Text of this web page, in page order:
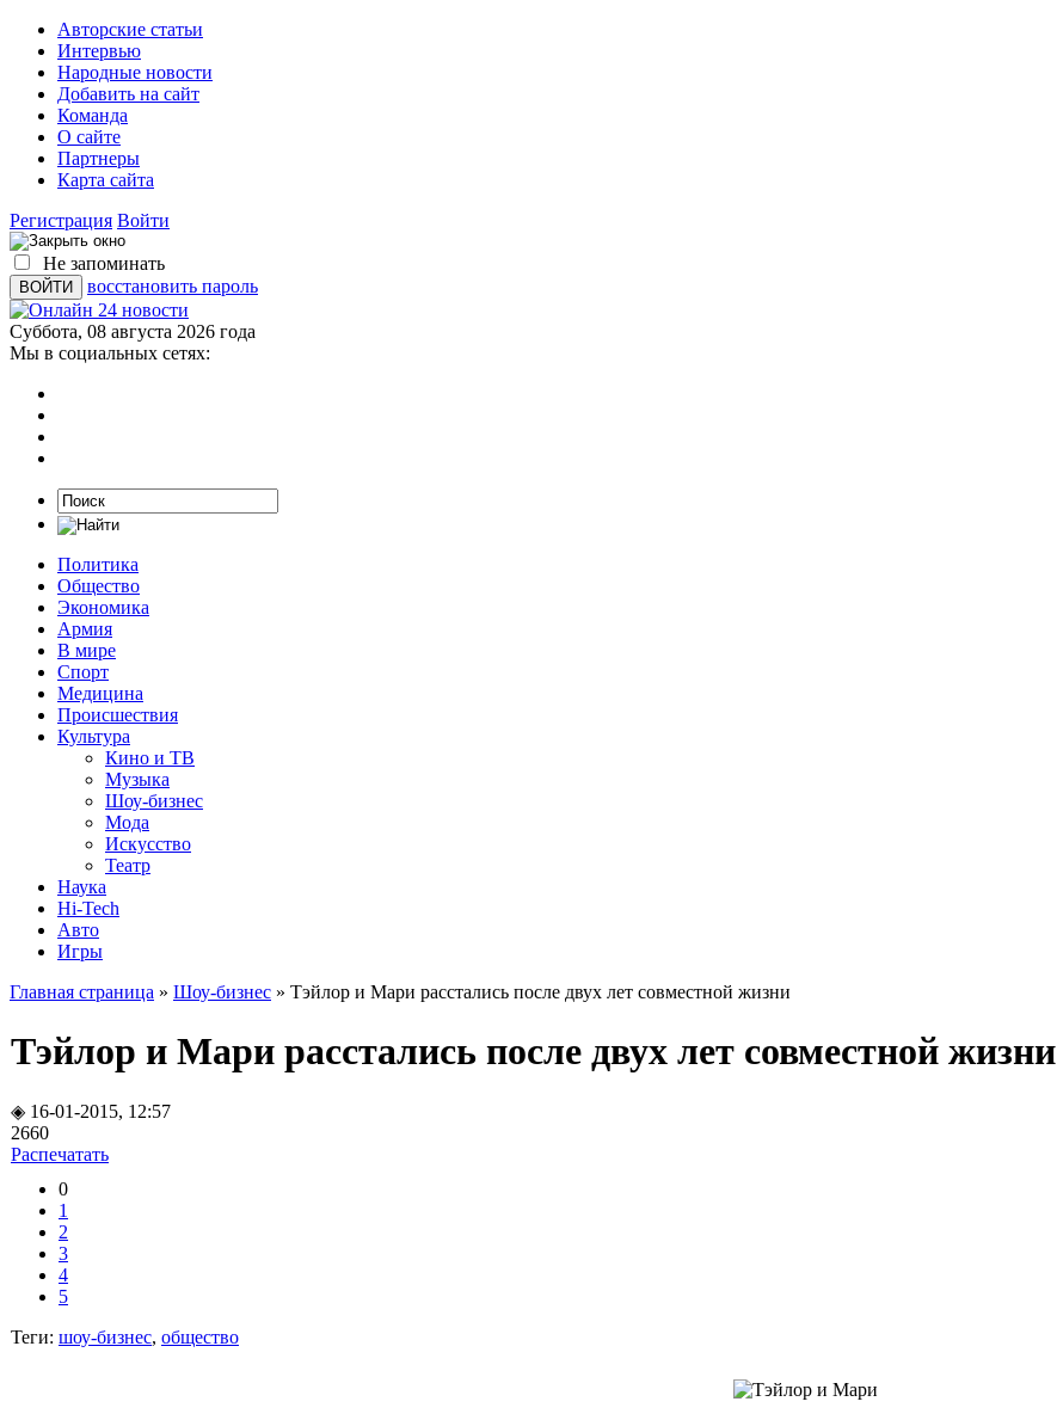
Авторские статьи
Интервью
Народные новости
Добавить на сайт
Команда
О сайте
Партнеры
Карта сайта
Регистрация Войти
Не запоминать
восстановить пароль
Суббота, 08 августа 2026 года
Мы в социальных сетях:
Политика
Общество
Экономика
Армия
В мире
Спорт
Медицина
Происшествия
Культура
Кино и ТВ
Музыка
Шоу-бизнес
Мода
Искусство
Театр
Наука
Hi-Tech
Авто
Игры
Главная страница » Шоу-бизнес » Тэйлор и Мари расстались после двух лет совместной жизни
Тэйлор и Мари расстались после двух лет совместной жизни
◈ 16-01-2015, 12:57
2660
Распечатать
0
1
2
3
4
5
Теги: шоу-бизнес, общество